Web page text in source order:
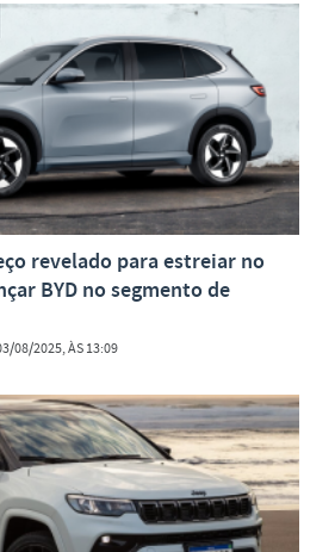
revelado para estreiar no
BYD no segmento de
08/2025, ÀS 13:09